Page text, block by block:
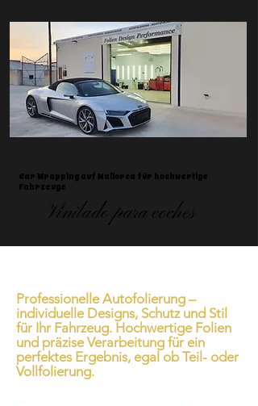
Car Wrapping auf Mallorca für hochwertige
Fahrzeuge
Vinilado para coches
Professionelle Autofolierung –
individuelle Designs, Schutz und Stil
für Ihr Fahrzeug. Hochwertige Folien
und präzise Verarbeitung für ein
perfektes Ergebnis, egal ob Teil- oder
Vollfolierung.